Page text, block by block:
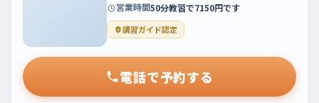
営業時間50分教習で7150円です
講習ガイド認定
電話で予約する